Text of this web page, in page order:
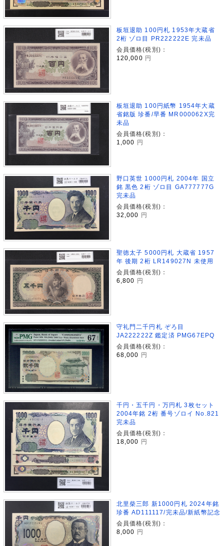
板垣退助 100円札 1953年大蔵省
2桁 ゾロ目 PR222222E 完未品
会員価格(税別)：
120,000 円
板垣退助 100円紙幣 1954年大蔵
省銘版 珍番/早番 MR000062X完
未品
会員価格(税別)：
1,000 円
野口英世 1000円札 2004年 国立
銘 黒色 2桁 ゾロ目 GA777777G
完未品
会員価格(税別)：
32,000
円
聖徳太子 5000円札 大蔵省 1957
年 後期 2桁 LR149027N 未使用
会員価格(税別)：
6,800
円
守礼門二千円札 ぞろ目
JA222222Z 鑑定済 PMG67EPQ
会員価格(税別)：
68,000
円
千円・五千円・万円札 3枚セット
2004年銘 2桁 番号ゾロイ No.821
完未品
会員価格(税別)：
18,000 円
北里柴三郎 新1000円札 2024年銘
珍番 AD111117/完未品/新紙幣記念
会員価格(税別)：
8,000
円